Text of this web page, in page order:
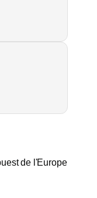
de l'Europe